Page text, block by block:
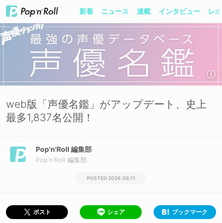
新着 ニュース 連載 インタビュー レ
web版「声優名鑑」がアップデート、史上
最多1,837名公開！
Pop'n'Roll 編集部
Pop'n'Roll 編集部
2026.06.11
ポスト シェア ブックマーク